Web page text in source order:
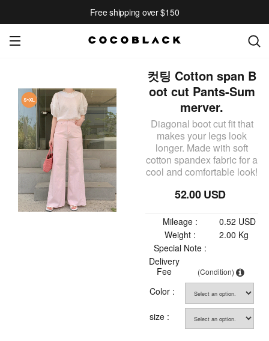
Free shipping over $150
컷팅 Cotton span B
oot cut Pants-Sum
merver.
Diagonal boot cut fit that
makes your legs look
longer. Made with soft
cotton spandex fabric for a
cool and comfortable look!
52.00 USD
Mileage :
0.52 USD
Weight :
2.00 Kg
Special Note :
Delivery
Fee
(Condition)
Color :
size :